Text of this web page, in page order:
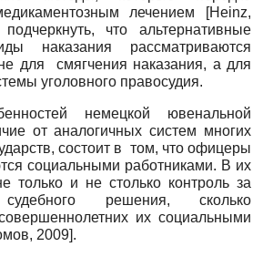
лечением
[Heinz,
что альтернативные
наказания рассматриваются
для смягчения наказания, а для
уголовного правосудия.
немецкой ювенальной
от аналогичных систем многих
состоит в том, что офицеры
социальными работниками. В их
только и не столько контроль за
решения, сколько
их социальными
2009].